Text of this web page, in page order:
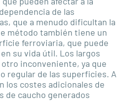
de las
que a menudo dificultan la
método también tiene un
ferroviaria, que puede
su vida útil. Los largos
inconveniente, ya que
regular de las superficies. A
los costes adicionales de
de caucho generados